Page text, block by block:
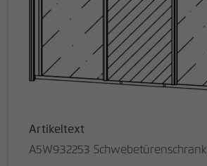
Artikeltext
A5W932253 Schwebetürenschrank